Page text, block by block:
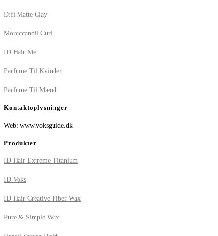
D:fi Matte Clay
Moroccanoil Curl
ID Hair Me
Parfume Til Kvinder
Parfume Til Mænd
Kontaktoplysninger
Web: www.voksguide.dk
Produkter
ID Hair Extreme Titanium
ID Voks
ID Hair Creative Fiber Wax
Pure & Simple Wax